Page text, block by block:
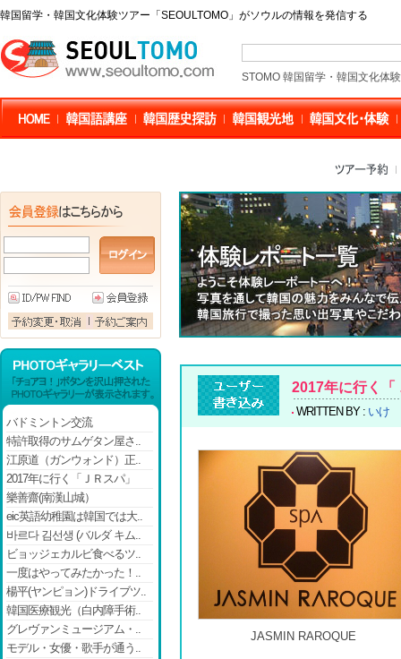
韓国留学・韓国文化体験ツアー「SEOULTOMO」がソウルの情報を発信する
STOMO 韓国留学・韓国文化体
バドミントン交流
特許取得のサムゲタン屋さ..
江原道（ガンウォンド）正..
2017年に行く「ＪＲスパ」
樂善齋(南漢山城）
eic英語幼稚園は韓国では大..
바르다 김선생 (バルダ キム..
ビョッジェカルビ食べるツ..
一度はやってみたかった！..
楊平(ヤンピョン)ドライブツ..
韓国医療観光（白内障手術..
グレヴァンミュージアム・..
モデル・女優・歌手が通う..
2017年に行く「
WRITTEN BY : いけ
JASMIN RAROQUE